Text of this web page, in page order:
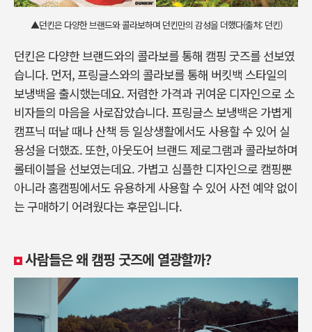
▲던킨은 다양한 브랜드와 콜라보하며 던킨만의 감성을 더했다(출처: 던킨)
던킨은 다양한 브랜드와의 콜라보를 통해 캠핑 굿즈를 선보였
습니다. 먼저, 프링글스와의 콜라보를 통해 버킷백 스타일의
보냉백을 출시했는데요. 저렴한 가격과 귀여운 디자인으로 소
비자들의 마음을 사로잡았습니다. 프링글스 보냉백은 가볍게
캠프닉 떠날 때나 산책 등 일상생활에서도 사용할 수 있어 실
용성을 더했죠. 또한, 아웃도어 브랜드 제로그램과 콜라보하며
롤테이블을 선보였는데요. 가볍고 심플한 디자인으로 캠핑뿐
아니라 홈캠핑에서도 유용하게 사용할 수 있어 사전 예약 없이
는 구매하기 어려웠다는 후문입니다.
사람들은 왜 캠핑 굿즈에 열광할까?